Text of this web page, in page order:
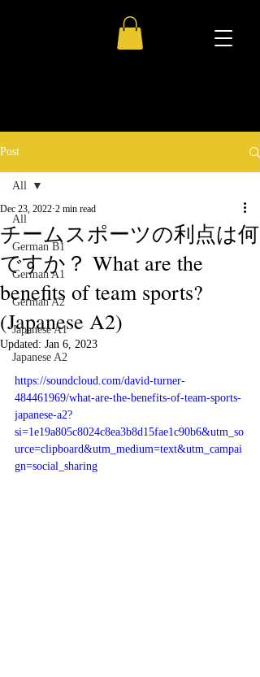
Post
All
German B1
German A1
German A2
Japanese A1
Japanese A2
All
チームスポーツの利点は何
ですか？ What are the
benefits of team sports?
(Japanese A2)
Dec 23, 2022 2 min read
Updated: Jan 6, 2023
https://soundcloud.com/david-turner-
484461969/what-are-the-benefits-of-team-sports-
japanese-a2?
si=1e19a805c8024c8ea3b8d15fae1c90b6&utm_so
urce=clipboard&utm_medium=text&utm_campai
gn=social_sharing